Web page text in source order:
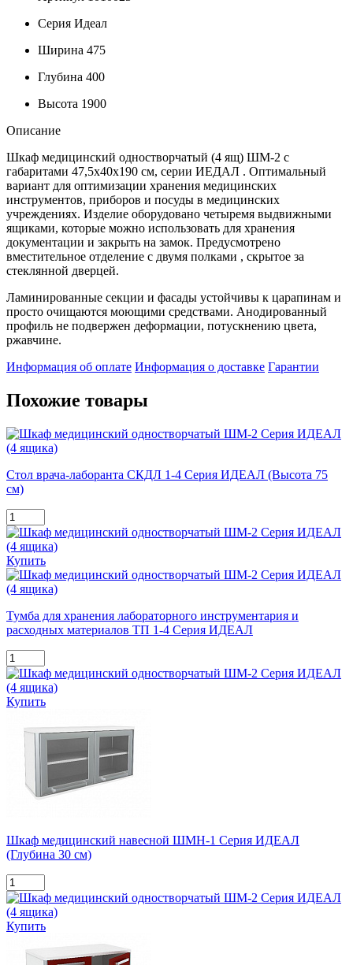
Серия Идеал
Ширина 475
Глубина 400
Высота 1900
Описание
Шкаф медицинский одностворчатый (4 ящ) ШМ-2 с
габаритами 47,5х40х190 см, серии ИЕДАЛ . Оптимальный
вариант для оптимизации хранения медицинских
инструментов, приборов и посуды в медицинских
учреждениях. Изделие оборудовано четыремя выдвижными
ящиками, которые можно использовать для хранения
документации и закрыть на замок. Предусмотрено
вместительное отделение с двумя полками , скрытое за
стеклянной дверцей.
Ламинированные секции и фасады устойчивы к царапинам и
просто очищаются моющими средствами. Анодированный
профиль не подвержен деформации, потускнению цвета,
ржавчине.
Информация об оплате Информация о доставке Гарантии
Похожие товары
Стол врача-лаборанта СКДЛ 1-4 Серия ИДЕАЛ (Высота 75
см)
Купить
Тумба для хранения лабораторного инструментария и
расходных материалов ТП 1-4 Серия ИДЕАЛ
Купить
Шкаф медицинский навесной ШМН-1 Серия ИДЕАЛ
(Глубина 30 см)
Купить